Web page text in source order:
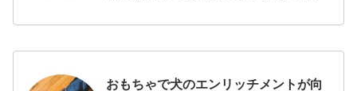
の意識の高…【続きを読む】
おもちゃで犬のエンリッチメントが向